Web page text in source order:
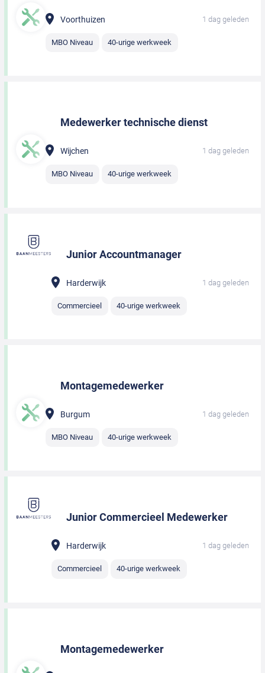
Voorthuizen 1 dag geleden
MBO Niveau 40-urige werkweek
Medewerker technische dienst
Wijchen 1 dag geleden
MBO Niveau 40-urige werkweek
Junior Accountmanager
Harderwijk 1 dag geleden
Commercieel 40-urige werkweek
Montagemedewerker
Burgum 1 dag geleden
MBO Niveau 40-urige werkweek
Junior Commercieel Medewerker
Harderwijk 1 dag geleden
Commercieel 40-urige werkweek
Montagemedewerker